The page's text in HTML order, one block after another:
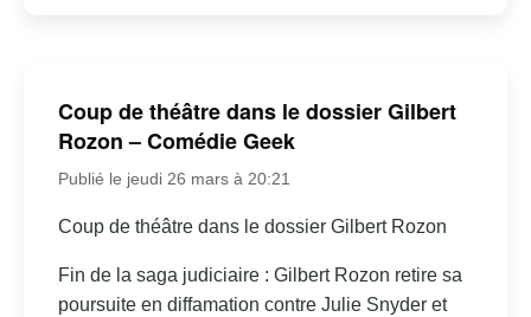
Coup de théâtre dans le dossier Gilbert
Rozon – Comédie Geek
Publié le jeudi 26 mars à 20:21
Coup de théâtre dans le dossier Gilbert Rozon
Fin de la saga judiciaire : Gilbert Rozon retire sa
poursuite en diffamation contre Julie Snyder et